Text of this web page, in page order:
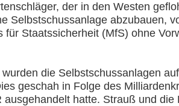
der in den Westen
Selbstschussanlage abzubauen,
für Staatssicherheit (MfS) ohne
die Selbstschussanlagen
geschah in Folge des
ausgehandelt hatte. Strauß und